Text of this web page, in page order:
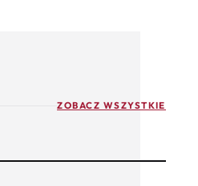
ZOBACZ WSZYSTKIE